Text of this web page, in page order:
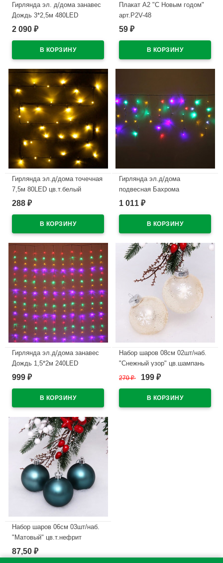
Гирлянда эл. д/дома занавес
Дождь 3*2,5м 480LED
цв.мульти (с.провод) арт.138-
2 090 ₽
Плакат А2 "С Новым годом"
арт.P2V-48
В наличии
59 ₽
Гирлянда эл.д/дома точечная
7,5м 80LED цв.т.белый
(зел.провод) 8реж. арт.725-
288 ₽
Гирлянда эл.д/дома
подвесная Бахрома
3*0,3/0,5м 120LED (св.провод)
1 011 ₽
Гирлянда эл.д/дома занавес
Дождь 1,5*2м 240LED
"Водопад" цв.мульти
999 ₽
Набор шаров 08см 02шт/наб.
"Снежный узор" цв.шампань
арт.201-1989
270₽ 199 ₽
Набор шаров 06см 03шт/наб.
"Матовый" цв.т.нефрит
арт.201-1700
87,50 ₽